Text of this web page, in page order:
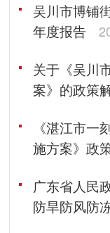
吴川市博铺
年度报告
关于《吴川
案》的政策
《湛江市一
施方案》政
广东省人民
防旱防风防